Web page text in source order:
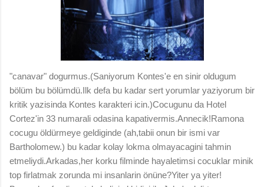
"canavar" dogurmus.(Saniyorum Kontes'e en sinir oldugum
bölüm bu bölümdü.Ilk defa bu kadar sert yorumlar yaziyorum bir
kritik yazisinda Kontes karakteri icin.)Cocugunu da Hotel
Cortez'in 33 numarali odasina kapativermis.Annecik!Ramona
cocugu öldürmeye geldiginde (ah,tabii onun bir ismi var
Bartholomew.) bu kadar kolay lokma olmayacagini tahmin
etmeliydi.Arkadas,her korku filminde hayaletimsi cocuklar minik
top firlatmak zorunda mi insanlarin önüne?Yiter ya yiter!